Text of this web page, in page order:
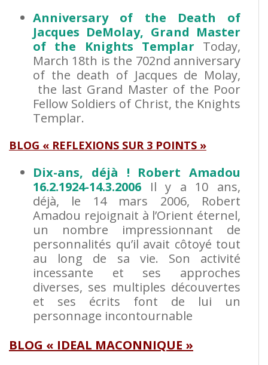
Anniversary of the Death of
Jacques DeMolay, Grand Master
of the Knights Templar Today,
March 18th is the 702nd anniversary
of the death of Jacques de Molay,
the last Grand Master of the Poor
Fellow Soldiers of Christ, the Knights
Templar.
BLOG « REFLEXIONS SUR 3 POINTS »
Dix-ans, déjà ! Robert Amadou
16.2.1924-14.3.2006
Il y a 10 ans,
déjà, le 14 mars 2006, Robert
Amadou rejoignait à l’Orient éternel,
un nombre impressionnant de
personnalités qu’il avait côtoyé tout
au long de sa vie. Son activité
incessante et ses approches
diverses, ses multiples découvertes
et ses écrits font de lui un
personnage incontournable
BLOG « IDEAL MACONNIQUE »